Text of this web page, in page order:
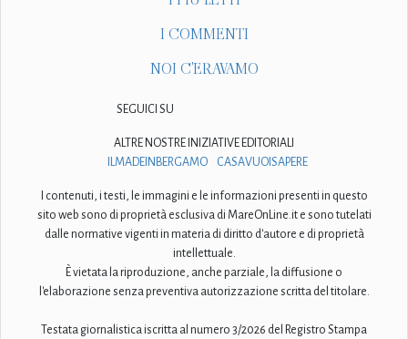
I COMMENTI
NOI C'ERAVAMO
SEGUICI SU
ALTRE NOSTRE INIZIATIVE EDITORIALI
ILMADEINBERGAMO
CASAVUOISAPERE
I contenuti, i testi, le immagini e le informazioni presenti in questo
sito web sono di proprietà esclusiva di MareOnLine.it e sono tutelati
dalle normative vigenti in materia di diritto d'autore e di proprietà
intellettuale.
È vietata la riproduzione, anche parziale, la diffusione o
l'elaborazione senza preventiva autorizzazione scritta del titolare.
Testata giornalistica iscritta al numero 3/2026 del Registro Stampa